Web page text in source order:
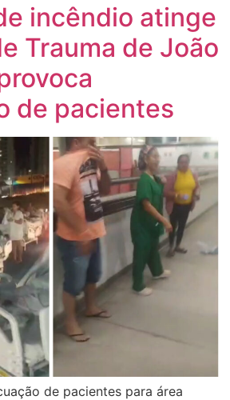
incêndio atinge
Trauma de João
de pacientes
de pacientes para área